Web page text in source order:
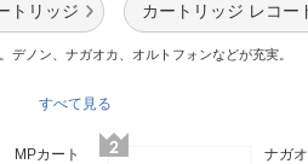
トリッジ カートリッジ レコー
デノン、ナガオカ、オルトフォンなどが充実。
すべて見る
MPカート
ナガ